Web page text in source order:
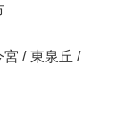
宮 / 東泉丘 /